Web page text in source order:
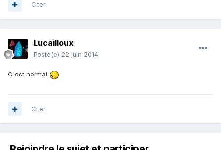
Citer
Lucailloux
Posté(e) 22 juin 2014
C'est normal
Citer